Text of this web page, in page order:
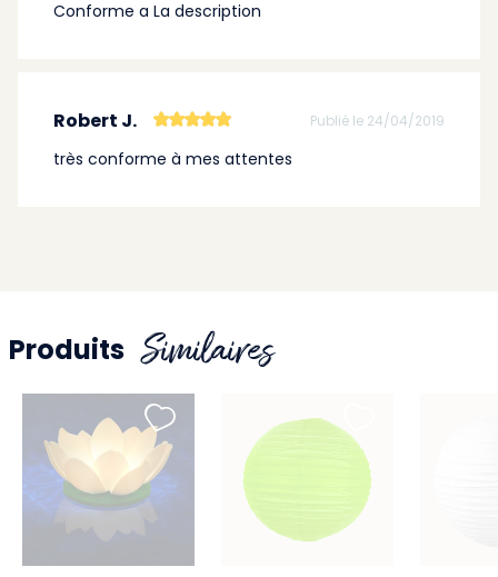
Conforme a La description
Robert J. Publié le 24/04/2019
très conforme à mes attentes
Produits Similaires